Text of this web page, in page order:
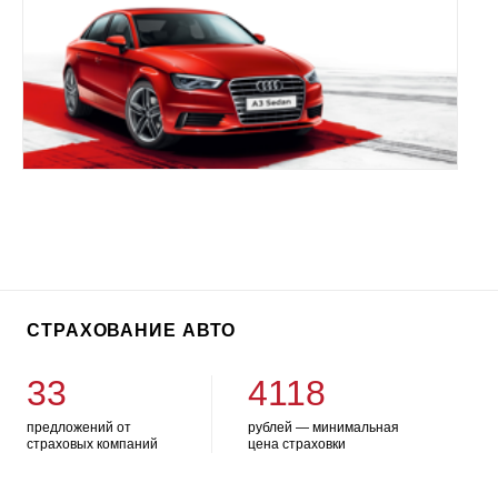
СТРАХОВАНИЕ АВТО
33
предложений от
страховых компаний
4118
рублей — минимальная
цена страховки